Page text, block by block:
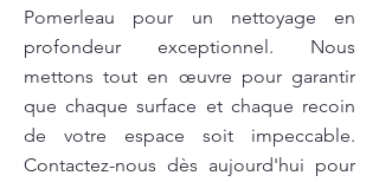
Pomerleau pour un nettoyage en
profondeur exceptionnel. Nous
mettons tout en œuvre pour garantir
que chaque surface et chaque recoin
de votre espace soit impeccable.
Contactez-nous dès aujourd'hui pour